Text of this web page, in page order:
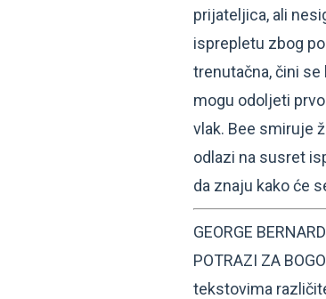
prijateljica, ali
isprepletu zbog
trenutačna, čini
mogu odoljeti
vlak. Bee smiruje
odlazi na susret
da znaju kako će
GEORGE
POTRAZI ZA
tekstovima